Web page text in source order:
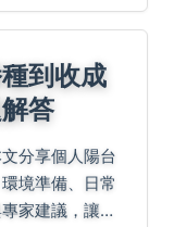
到收成
答
分享個人陽台
境準備、日常
家建議，讓你